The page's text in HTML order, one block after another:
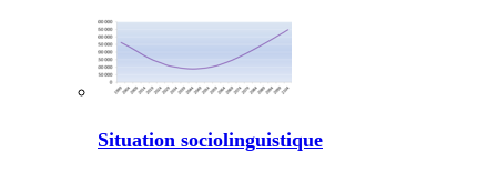
Situation sociolinguistique